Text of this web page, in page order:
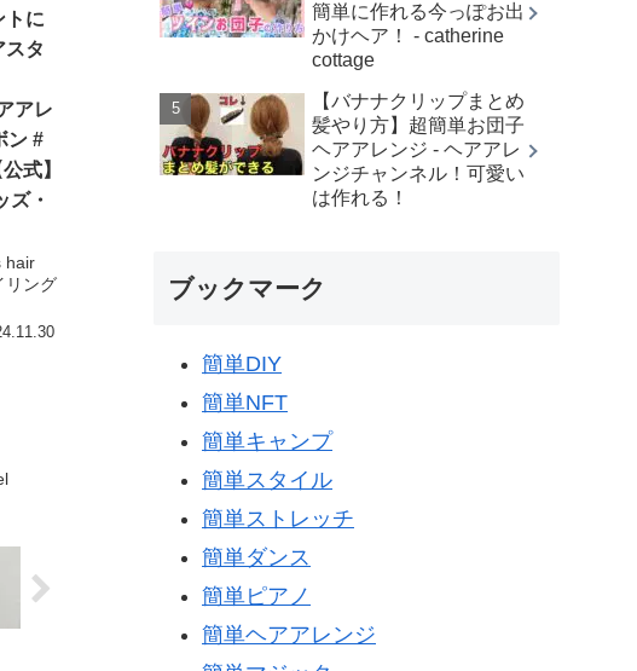
トに
スタ
アレ
ン #
式】
・
hair
リング
簡単に作れる今っぽお出
かけヘア！ - catherine
cottage
【バナナクリップまとめ
髪やり方】超簡単お団子
ヘアアレンジ - ヘアアレ
ンジチャンネル！可愛い
は作れる！
ブックマーク
簡単DIY
簡単NFT
簡単キャンプ
簡単スタイル
簡単ストレッチ
簡単ダンス
簡単ピアノ
簡単ヘアアレンジ